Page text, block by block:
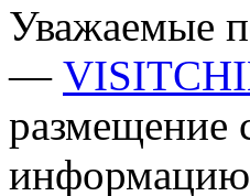
Уважаемые
—
размещение
информацию,